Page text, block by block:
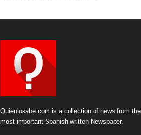
Quienlosabe.com is a collection of news from the
most important Spanish written Newspaper.